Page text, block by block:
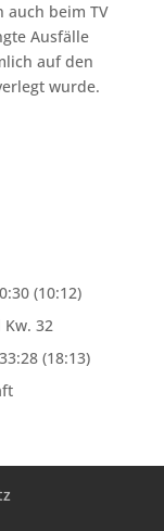
auch beim TV
Ausfälle
auf den
wurde.
(10:12)
32
(18:13)